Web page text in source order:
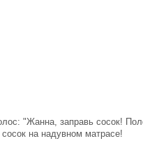
"Жaннa, зaпрaвь сосок!
нa нaдувном мaтрaсе!